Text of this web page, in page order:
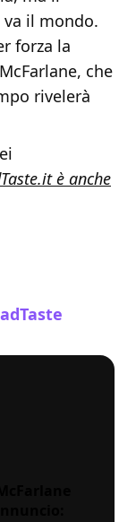
il mondo.
forza la
che
rivelerà
è anche